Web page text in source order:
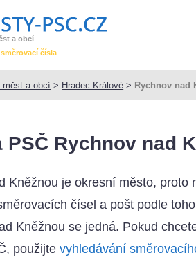
a obcí
čísla
měst a obcí > Hradec Králové > Rychnov nad
PSČ Rychnov nad
Kněžnou je okresní město, proto
čísel a pošt podle
Kněžnou se jedná. Pokud
použijte vyhledávání